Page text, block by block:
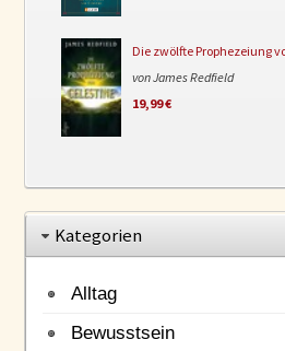
Die zwölfte Prophezeiung
von James Redfield
19,99 €
Kategorien
Alltag
Bewusstsein